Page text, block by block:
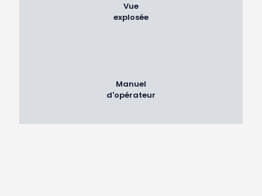
Vue
explosée
Manuel
d'opérateur